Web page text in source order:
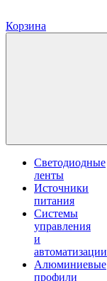
Корзина
Светодиодные
ленты
Источники
питания
Системы
управления
и
автоматизации
Алюминиевые
профили